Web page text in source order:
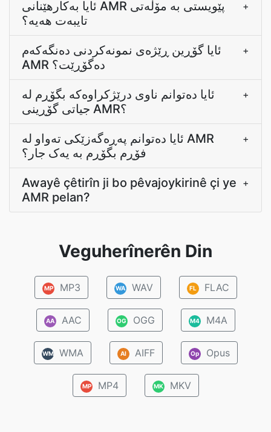
ئایا بەکارهێنانی AMR پێویستی بە مۆڵەتی
تایبەت هەیە؟
+
ئایا گۆڕین ڕێژەی نمونەکردنی دەنگەکەم
AMR دەگۆڕێت؟
+
ئایا دەتوانم ناوی درێژکراوەکە بگۆڕم لە
جیاتی گۆڕینی AMR؟
+
ئایا دەتوانم پەڕەگەزێکی تەواو لە AMR
فۆڕم بگۆڕم بە یەک جار؟
+
Awayê çêtirîn ji bo pêvajoykirinê çi ye
AMR pelan?
+
Veguherînerên Din
MP MP3 WA WAV FL FLAC
AA AAC OG OGG M4 M4A
WM WMA AI AIFF Op Opus
MP MP4 MK MKV